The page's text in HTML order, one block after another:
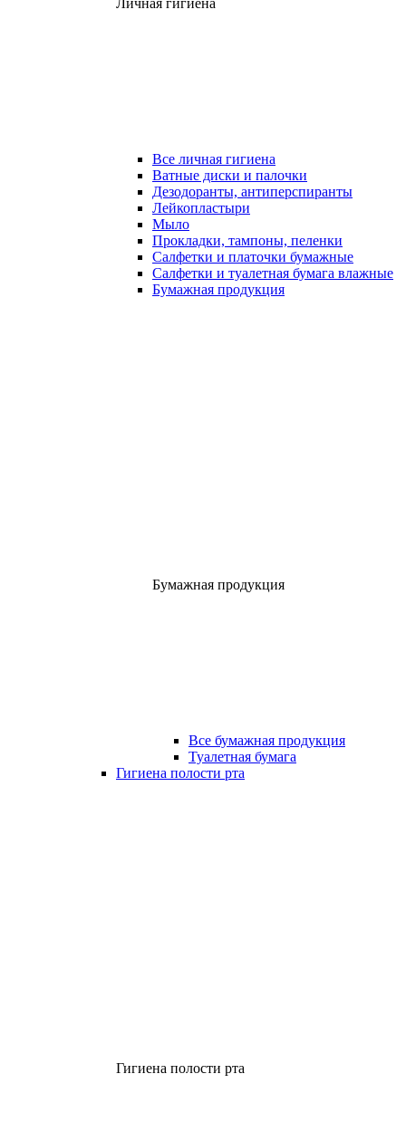
Личная гигиена
Все личная гигиена
Ватные диски и палочки
Дезодоранты, антиперспиранты
Лейкопластыри
Мыло
Прокладки, тампоны, пеленки
Салфетки и платочки бумажные
Салфетки и туалетная бумага влажные
Бумажная продукция
Бумажная продукция
Все бумажная продукция
Туалетная бумага
Гигиена полости рта
Гигиена полости рта